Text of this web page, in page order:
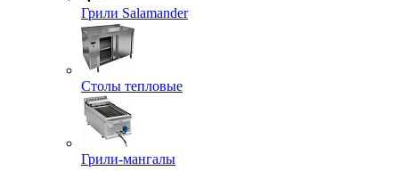
Грили Salamander
Столы тепловые
Грили-мангалы